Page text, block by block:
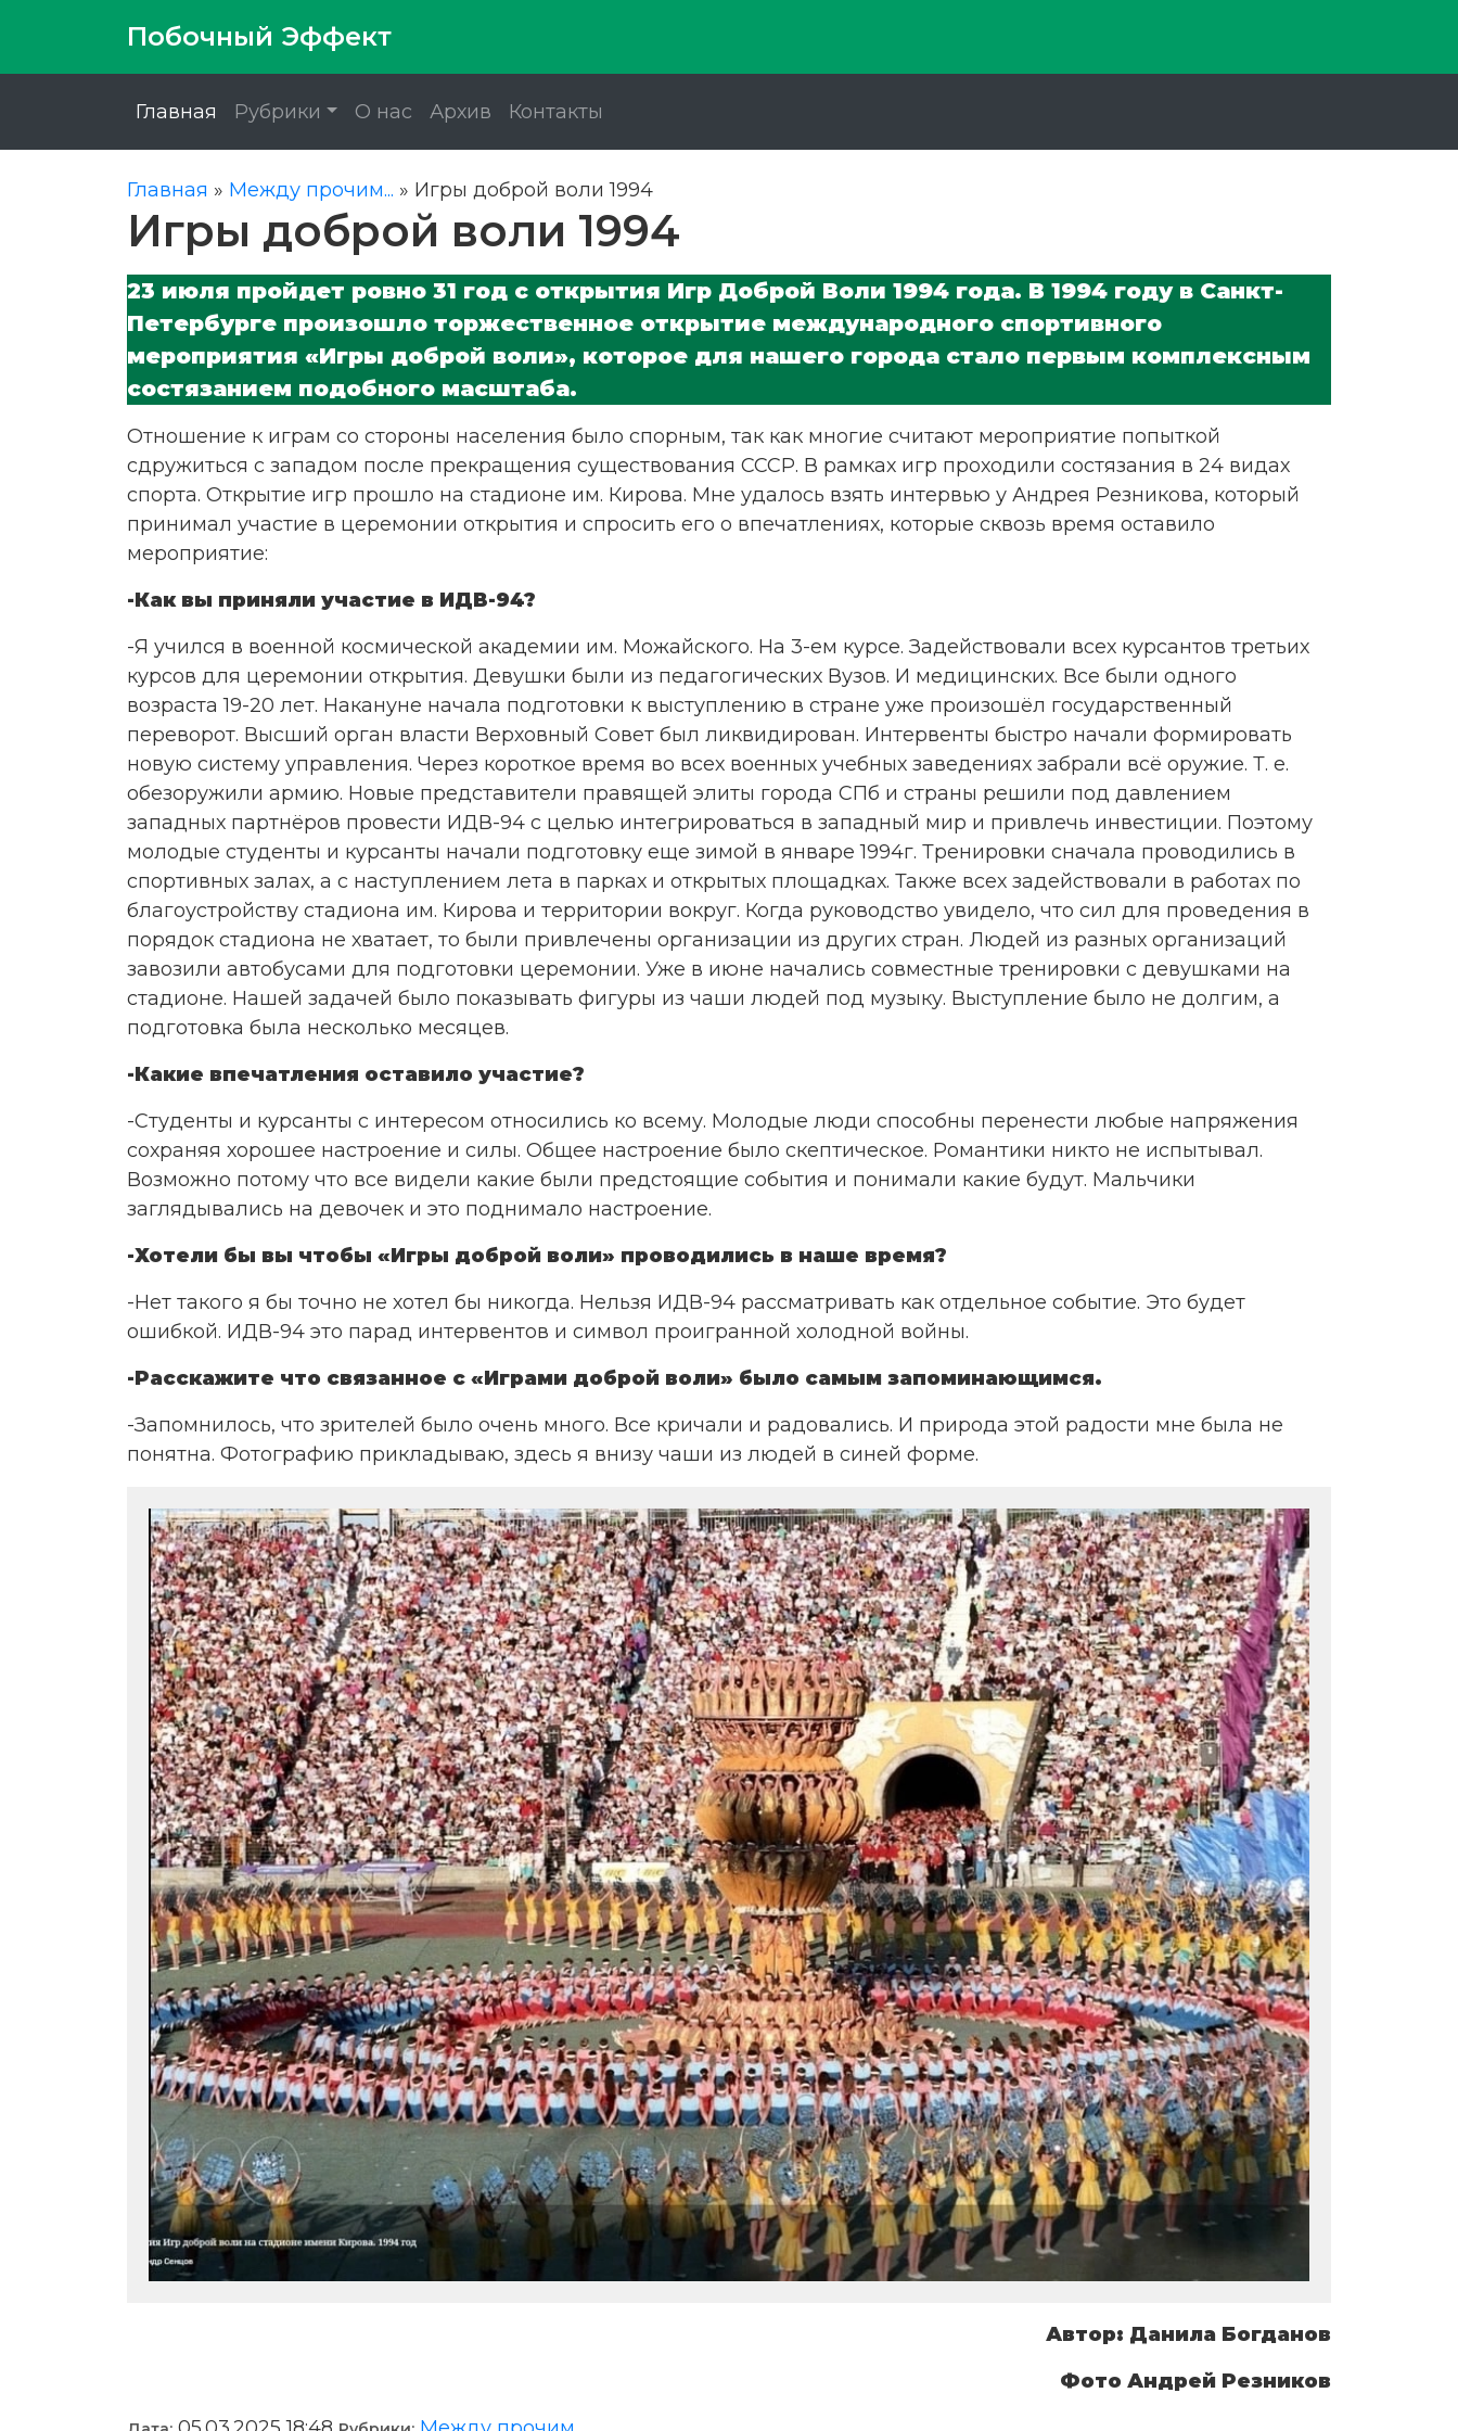
Побочный Эффект
Главная Рубрики О нас Архив Контакты
Главная » Между прочим... » Игры доброй воли 1994
Игры доброй воли 1994
23 июля пройдет ровно 31 год с открытия Игр Доброй Воли 1994 года. В 1994 году в Санкт-
Петербурге произошло торжественное открытие международного спортивного
мероприятия «Игры доброй воли», которое для нашего города стало первым комплексным
состязанием подобного масштаба.
Отношение к играм со стороны населения было спорным, так как многие считают мероприятие попыткой
сдружиться с западом после прекращения существования СССР. В рамках игр проходили состязания в 24 видах
спорта. Открытие игр прошло на стадионе им. Кирова. Мне удалось взять интервью у Андрея Резникова, который
принимал участие в церемонии открытия и спросить его о впечатлениях, которые сквозь время оставило
мероприятие:
-Как вы приняли участие в ИДВ-94?
-Я учился в военной космической академии им. Можайского. На 3-ем курсе. Задействовали всех курсантов третьих
курсов для церемонии открытия. Девушки были из педагогических Вузов. И медицинских. Все были одного
возраста 19-20 лет. Накануне начала подготовки к выступлению в стране уже произошёл государственный
переворот. Высший орган власти Верховный Совет был ликвидирован. Интервенты быстро начали формировать
новую систему управления. Через короткое время во всех военных учебных заведениях забрали всё оружие. Т. е.
обезоружили армию. Новые представители правящей элиты города СПб и страны решили под давлением
западных партнёров провести ИДВ-94 с целью интегрироваться в западный мир и привлечь инвестиции. Поэтому
молодые студенты и курсанты начали подготовку еще зимой в январе 1994г. Тренировки сначала проводились в
спортивных залах, а с наступлением лета в парках и открытых площадках. Также всех задействовали в работах по
благоустройству стадиона им. Кирова и территории вокруг. Когда руководство увидело, что сил для проведения в
порядок стадиона не хватает, то были привлечены организации из других стран. Людей из разных организаций
завозили автобусами для подготовки церемонии. Уже в июне начались совместные тренировки с девушками на
стадионе. Нашей задачей было показывать фигуры из чаши людей под музыку. Выступление было не долгим, а
подготовка была несколько месяцев.
-Какие впечатления оставило участие?
-Студенты и курсанты с интересом относились ко всему. Молодые люди способны перенести любые напряжения
сохраняя хорошее настроение и силы. Общее настроение было скептическое. Романтики никто не испытывал.
Возможно потому что все видели какие были предстоящие события и понимали какие будут. Мальчики
заглядывались на девочек и это поднимало настроение.
-Хотели бы вы чтобы «Игры доброй воли» проводились в наше время?
-Нет такого я бы точно не хотел бы никогда. Нельзя ИДВ-94 рассматривать как отдельное событие. Это будет
ошибкой. ИДВ-94 это парад интервентов и символ проигранной холодной войны.
-Расскажите что связанное с «Играми доброй воли» было самым запоминающимся.
-Запомнилось, что зрителей было очень много. Все кричали и радовались. И природа этой радости мне была не
понятна. Фотографию прикладываю, здесь я внизу чаши из людей в синей форме.
Автор: Данила Богданов
Фото Андрей Резников